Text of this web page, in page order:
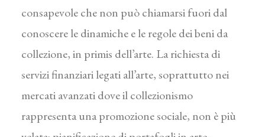
consapevole che non può chiamarsi fuori dal
conoscere le dinamiche e le regole dei beni da
collezione, in primis dell’arte. La richiesta di
servizi finanziari legati all’arte, soprattutto nei
mercati avanzati dove il collezionismo
rappresenta una promozione sociale, non è più